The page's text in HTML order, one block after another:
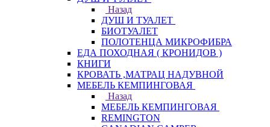
Назад
ДУШ И ТУАЛЕТ
БИОТУАЛЕТ
ПОЛОТЕНЦА МИКРОФИБРА
ЕДА ПОХОДНАЯ ( КРОНИДОВ )
КНИГИ
КРОВАТЬ ,МАТРАЦ НАДУВНОЙ
МЕБЕЛЬ КЕМПИНГОВАЯ
Назад
МЕБЕЛЬ КЕМПИНГОВАЯ
REMINGTON